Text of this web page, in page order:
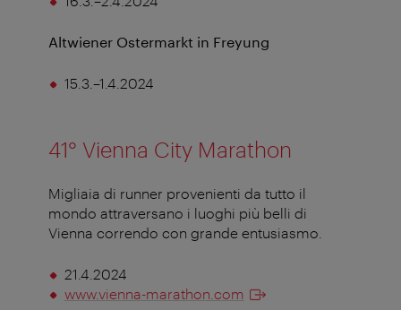
Altwiener Ostermarkt in Freyung
15.3.–1.4.2024
41° Vienna City Marathon
Migliaia di runner provenienti da tutto il
mondo attraversano i luoghi più belli di
Vienna correndo con grande entusiasmo.
21.4.2024
www.vienna-marathon.com